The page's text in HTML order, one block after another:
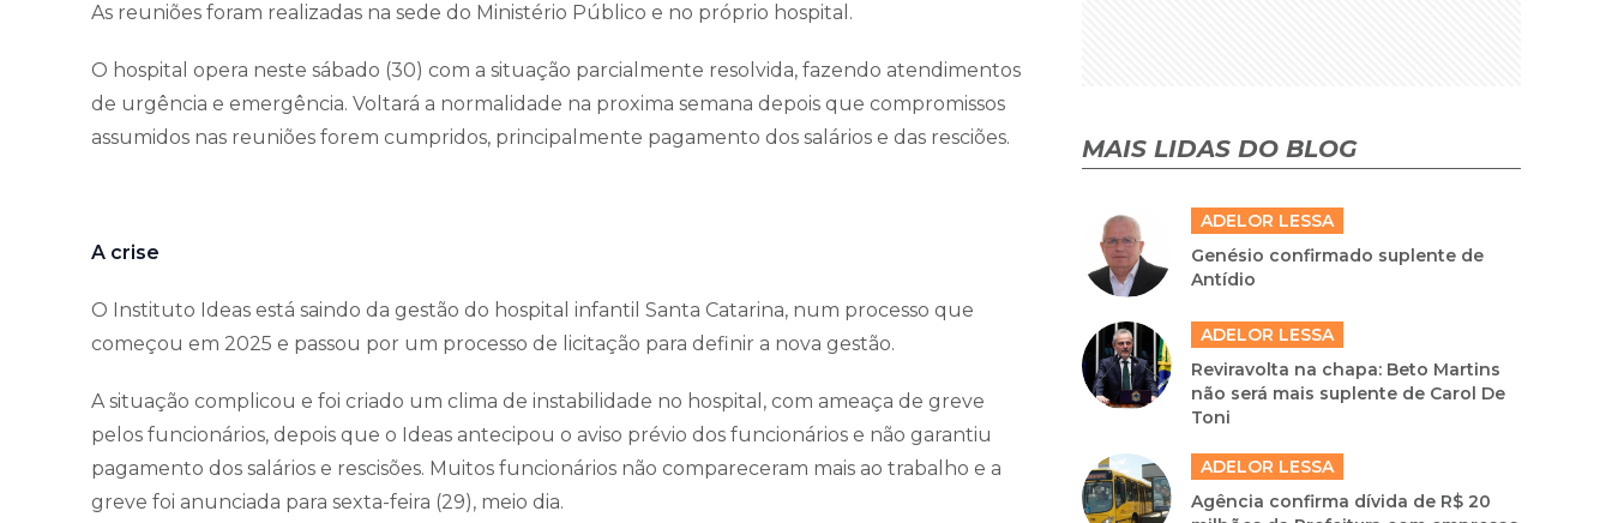
As reuniões foram realizadas na sede do Ministério Público e no próprio hospital.
O hospital opera neste sábado (30) com a situação parcialmente resolvida, fazendo atendimentos
de urgência e emergência. Voltará a normalidade na proxima semana depois que compromissos
assumidos nas reuniões forem cumpridos, principalmente pagamento dos salários e das resciões.
A crise
O Instituto Ideas está saindo da gestão do hospital infantil Santa Catarina, num processo que
começou em 2025 e passou por um processo de licitação para definir a nova gestão.
A situação complicou e foi criado um clima de instabilidade no hospital, com ameaça de greve
pelos funcionários, depois que o Ideas antecipou o aviso prévio dos funcionários e não garantiu
pagamento dos salários e rescisões. Muitos funcionários não compareceram mais ao trabalho e a
greve foi anunciada para sexta-feira (29), meio dia.
MAIS LIDAS DO BLOG
ADELOR LESSA
Genésio confirmado suplente de
Antídio
ADELOR LESSA
Reviravolta na chapa: Beto Martins
não será mais suplente de Carol De
Toni
ADELOR LESSA
Agência confirma dívida de R$ 20